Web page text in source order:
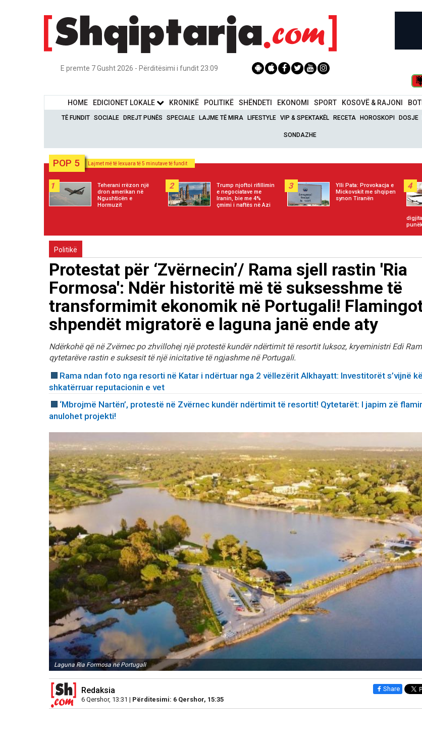
E premte 7 Gusht 2026 - Përditësimi i fundit 23:09
HOME EDICIONET LOKALE KRONIKË POLITIKË SHËNDETI EKONOMI SPORT KOSOVË & RAJONI
TË FUNDIT SOCIALE DREJT PUNËS SPECIALE LAJME TË MIRA LIFESTYLE VIP & SPEKTAKËL RECETA HOROSKOPI DOSJE
SONDAZHE
POP 5 Lajmet më të lexuara të 5 minutave të fundit
1
Teherani rrëzon një
dron amerikan në
Ngushticën e
Hormuzit
2
Trump njoftoi rifillimin
e negociatave me
Iranin, bie me 4%
çmimi i naftës në Azi
3
Ylli Pata: Provokacja e
Mickovskit me shqipen
synon Tiranën
4
Politikë
Protestat për ‘Zvërnecin’/ Rama sjell rastin 'Ria
Formosa': Ndër historitë më të suksesshme të
transformimit ekonomik në Portugali!
shpendët migratorë e laguna janë ende aty
Ndërkohë që në Zvërnec po zhvillohej një protestë kundër ndërtimit të resortit luksoz, kryeministri Edi
qytetarëve rastin e suksesit të një inicitative të ngjashme në Portugali.
Rama ndan foto nga resorti në Katar i ndërtuar nga 2 vëllezërit Alkhayatt: Investitorët s’vijnë
shkatërruar reputacionin e vet
‘Mbrojmë Nartën’, protestë në Zvërnec kundër ndërtimit të resortit! Qytetarët: I japim zë
anulohet projekti!
Laguna Ria Formosa në Portugali
Redaksia
6 Qershor, 13:31 | Përditesimi: 6 Qershor, 15:35
Share